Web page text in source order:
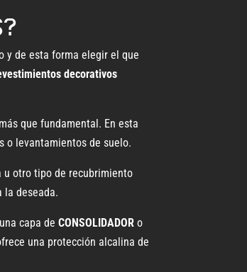
y de esta forma elegir el que
decorativos
que fundamental. En esta
o levantamientos de suelo.
u otro tipo de recubrimiento
la deseada.
capa deCONSOLIDADOR o
una protección alcalina de